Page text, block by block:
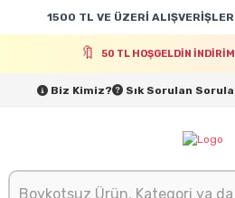
1500 TL VE ÜZERİ
50 TL HOŞGELDİN
Biz Kimiz? Sık Sorulan